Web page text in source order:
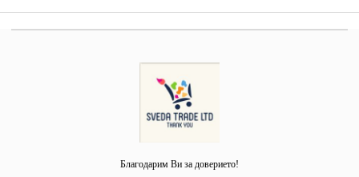
Благодарим Ви за доверието!